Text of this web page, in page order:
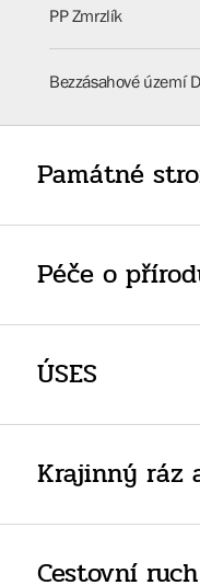
PP Zmrzlík
Bezzásahové území
Památné
Péče o
ÚSES
Krajinný ráz
Cestovní ruch